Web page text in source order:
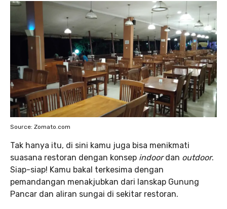
Source: Zomato.com
Tak hanya itu, di sini kamu juga bisa menikmati
suasana restoran dengan konsep indoordan outdoor.
Siap-siap! Kamu bakal terkesima dengan
pemandangan menakjubkan dari lanskap Gunung
Pancar dan aliran sungai di sekitar restoran.